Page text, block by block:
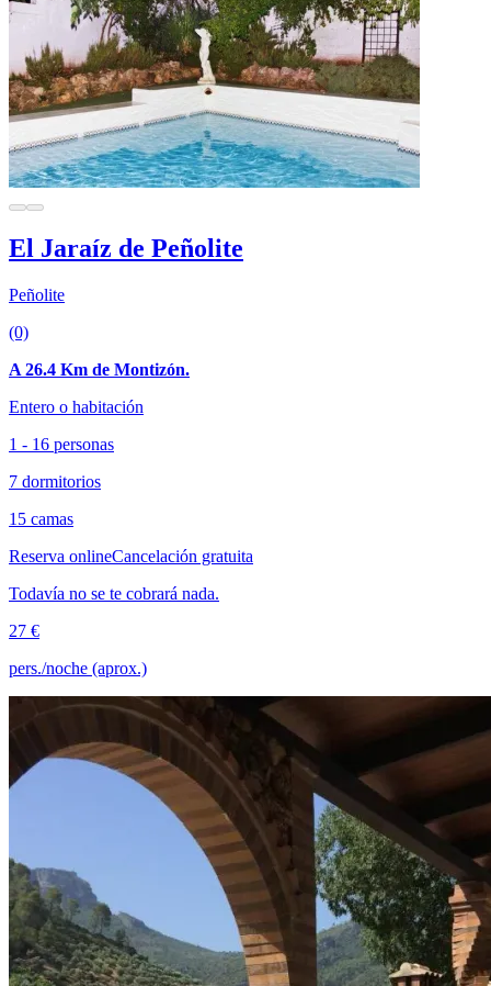
El Jaraíz de Peñolite
Peñolite
(0)
A 26.4 Km de Montizón.
Entero o habitación
1 - 16 personas
7 dormitorios
15 camas
Reserva onlineCancelación gratuita
Todavía no se te cobrará nada.
27 €
pers./noche (aprox.)